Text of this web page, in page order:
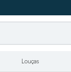
Louças